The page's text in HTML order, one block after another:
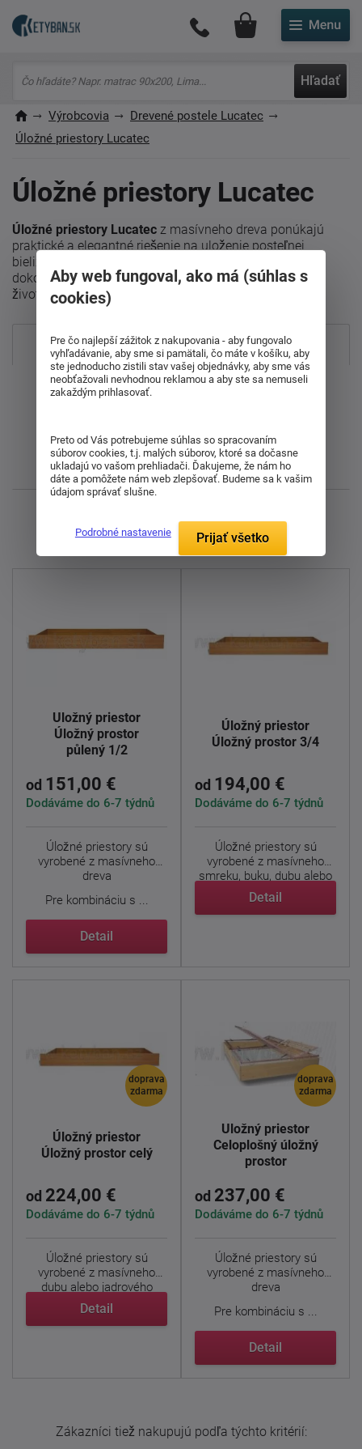
Hľadať
Môj účet
Výrobcovia
Drevené postele Lucatec
Úložné priestory Lucatec
Úložné priestory Lucatec
Úložné priestory Lucatec z masívneho dreva ponúkajú
praktické a elegantné riešenie na uloženie posteľnej
bielizne alebo sezónnych vecí. Sú navrhnuté tak, aby
dokonale dopĺňali postele Lucatec, a zabezpečujú dlhú
životnosť aj jednoduchú manipuláciu.
Najpredávanejšie
Od najdrahšieho
Najnovšie
Úložný priestor
Úložný prostor
půlený 1/2
od 151,00 €
Dodáváme do 6-7 týdnů
Úložné priestory sú
vyrobené z masívneho
dreva
Pre kombináciu s ...
Detail
Úložný priestor
Úložný prostor 3/4
od 194,00 €
Dodáváme do 6-7 týdnů
Úložné priestory sú
vyrobené z masívneho
smreku, buku, dubu alebo
...
Detail
doprava
zdarma
Úložný priestor
Úložný prostor celý
od 224,00 €
Dodáváme do 6-7 týdnů
Úložné priestory sú
vyrobené z masívneho
dubu alebo jadrového
buka. ...
Detail
doprava
zdarma
Úložný priestor
Celoplošný úložný
prostor
od 237,00 €
Dodáváme do 6-7 týdnů
Úložné priestory sú
vyrobené z masívneho
dreva
Pre kombináciu s ...
Detail
Zákazníci tiež nakupujú podľa týchto kritérií:
Aby web fungoval, ako má (súhlas s
cookies)
Pre čo najlepší zážitok z nakupovania - aby fungovalo
vyhľadávanie, aby sme si pamätali, čo máte v košíku, aby
ste jednoducho zistili stav vašej objednávky, aby sme vás
neobťažovali nevhodnou reklamou a aby ste sa nemuseli
zakaždým prihlasovať.
Preto od Vás potrebujeme súhlas so spracovaním
súborov cookies, t.j. malých súborov, ktoré sa dočasne
ukladajú vo vašom prehliadači. Ďakujeme, že nám ho
dáte a pomôžete nám web zlepšovať. Budeme sa k vašim
údajom správať slušne.
Podrobné nastavenie Prijať všetko